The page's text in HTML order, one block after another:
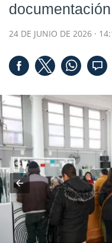
24 DE JUNIO DE 2026 ·